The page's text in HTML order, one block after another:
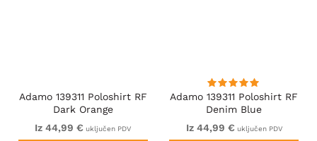
Adamo 139311 Poloshirt RF
Dark Orange
Iz 44,99 € uključen PDV
Adamo 139311 Poloshirt RF
Denim Blue
Iz 44,99 € uključen PDV